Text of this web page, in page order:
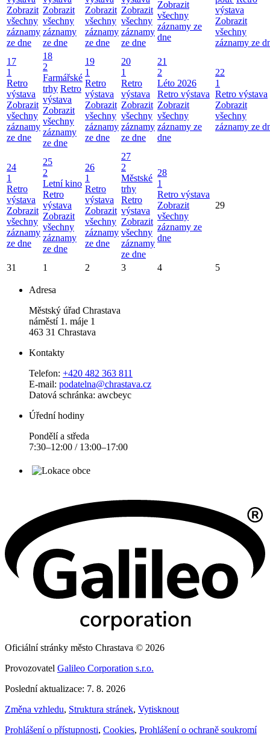
Zobrazit
všechny
záznamy
ze dne
Zobrazit
všechny
záznamy
ze dne
Zobrazit
všechny
záznamy
ze dne
Zobrazit
všechny
záznamy
ze dne
Zobrazit
všechny
záznamy ze
dne
výstava
Zobrazit
všechny
záznamy ze
17
1
Retro
výstava
Zobrazit
všechny
záznamy
ze dne
18
2
Farmářské
trhy Retro
výstava
Zobrazit
všechny
záznamy
ze dne
19
1
Retro
výstava
Zobrazit
všechny
záznamy
ze dne
20
1
Retro
výstava
Zobrazit
všechny
záznamy
ze dne
21
2
Léto 2026
Retro výstava
Zobrazit
všechny
záznamy ze
dne
22
1
Retro výstava
Zobrazit
všechny
záznamy ze
24
1
Retro
výstava
Zobrazit
všechny
záznamy
ze dne
25
2
Letní kino
Retro
výstava
Zobrazit
všechny
záznamy
ze dne
26
1
Retro
výstava
Zobrazit
všechny
záznamy
ze dne
27
2
Městské
trhy
Retro
výstava
Zobrazit
všechny
záznamy
ze dne
28
1
Retro výstava
Zobrazit
všechny
záznamy ze
dne
29
31 1 2 3 4 5
Adresa
Městský úřad Chrastava
náměstí 1. máje 1
463 31 Chrastava
Kontakty
Telefon: +420 482 363 811
E-mail: podatelna@chrastava.cz
Datová schránka: awcbeyc
Úřední hodiny
Pondělí a středa
7:30–12:00 / 13:00–17:00
Oficiální stránky město Chrastava © 2026
Provozovatel Galileo Corporation s.r.o.
Poslední aktualizace: 7. 8. 2026
Změna vzhledu, Struktura stránek, Vytisknout
Prohlášení o přístupnosti, Cookies, Prohlášení o ochraně soukromí